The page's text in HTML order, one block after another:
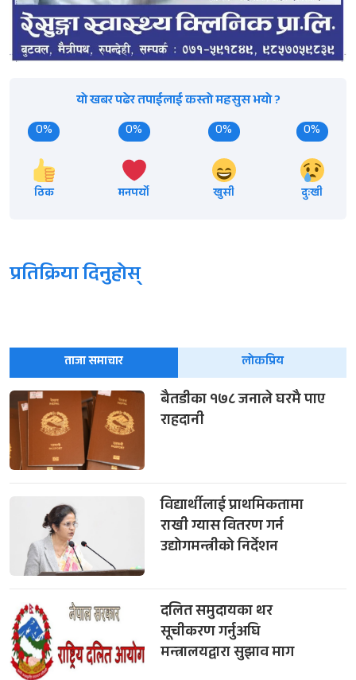
यो खबर पढेर तपाईलाई कस्तो महसुस भयो ?
0%
ठिक
0%
मनपर्यो
0%
खुसी
0%
दुःखी
प्रतिक्रिया दिनुहोस्
ताजा समाचार लोकप्रिय
बैतडीका १७८ जनाले घरमै पाए
राहदानी
विद्यार्थीलाई प्राथमिकतामा
राखी ग्यास वितरण गर्न
उद्योगमन्त्रीको निर्देशन
दलित समुदायका थर
सूचीकरण गर्नुअघि
मन्त्रालयद्वारा सुझाव माग